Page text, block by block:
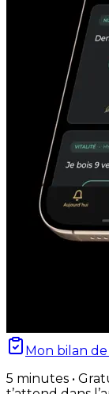
Mon bilan
5 minutes •